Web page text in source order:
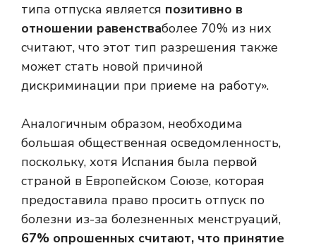
типа отпуска является позитивно в
отношении равенстваболее 70% из них
считают, что этот тип разрешения также
может стать новой причиной
дискриминации при приеме на работу».
Аналогичным образом, необходима
большая общественная осведомленность,
поскольку, хотя Испания была первой
страной в Европейском Союзе, которая
предоставила право просить отпуск по
болезни из-за болезненных менструаций,
67% опрошенных считают, что принятие